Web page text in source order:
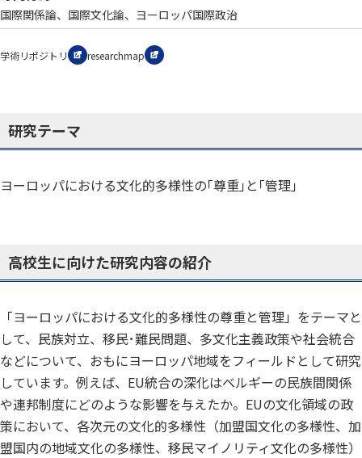
国際関係論、国際文化論、ヨーロッパ国際政治
学術リポジトリ researchmap
研究テーマ
ヨーロッパにおける文化的多様性の｢尊重｣と｢管理｣
高校生に向けた研究内容の紹介
「ヨーロッパにおける文化的多様性の尊重と管理」をテーマと
して、民族対立、移民･難民問題、多文化主義政策や社会統合
などについて、おもにヨーロッパ地域をフィールドとして研究
しています。例えば、EU統合の深化はベルギーの民族間関係
や連邦制度にどのような影響を与えたか。EUの文化領域の政
策において、各次元の文化的多様性（加盟国文化の多様性、加
盟国内の地域文化の多様性、移民マイノリティ文化の多様性）